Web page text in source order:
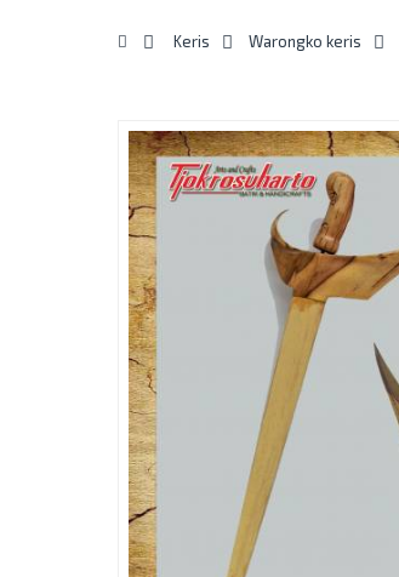
> Keris > Warongko keris >